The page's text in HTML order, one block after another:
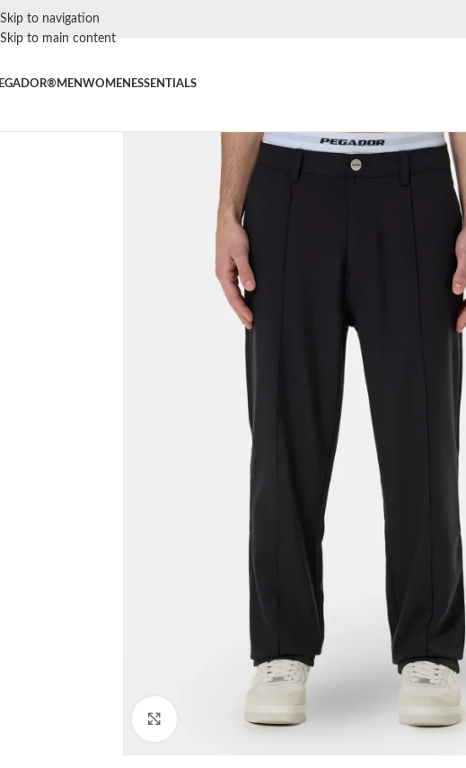
Skip to navigation
Skip to main content
MENWOMEN ESSENTIALS
Click to enlarge